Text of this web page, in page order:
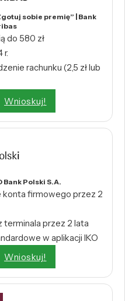
sobie premię” | Bank
do 580 zł
r.
rachunku (2,5 zł lub
Wnioskuj!
Bank Polski S.A.
firmowego przez 2
przez 2 lata
w aplikacji IKO
Wnioskuj!